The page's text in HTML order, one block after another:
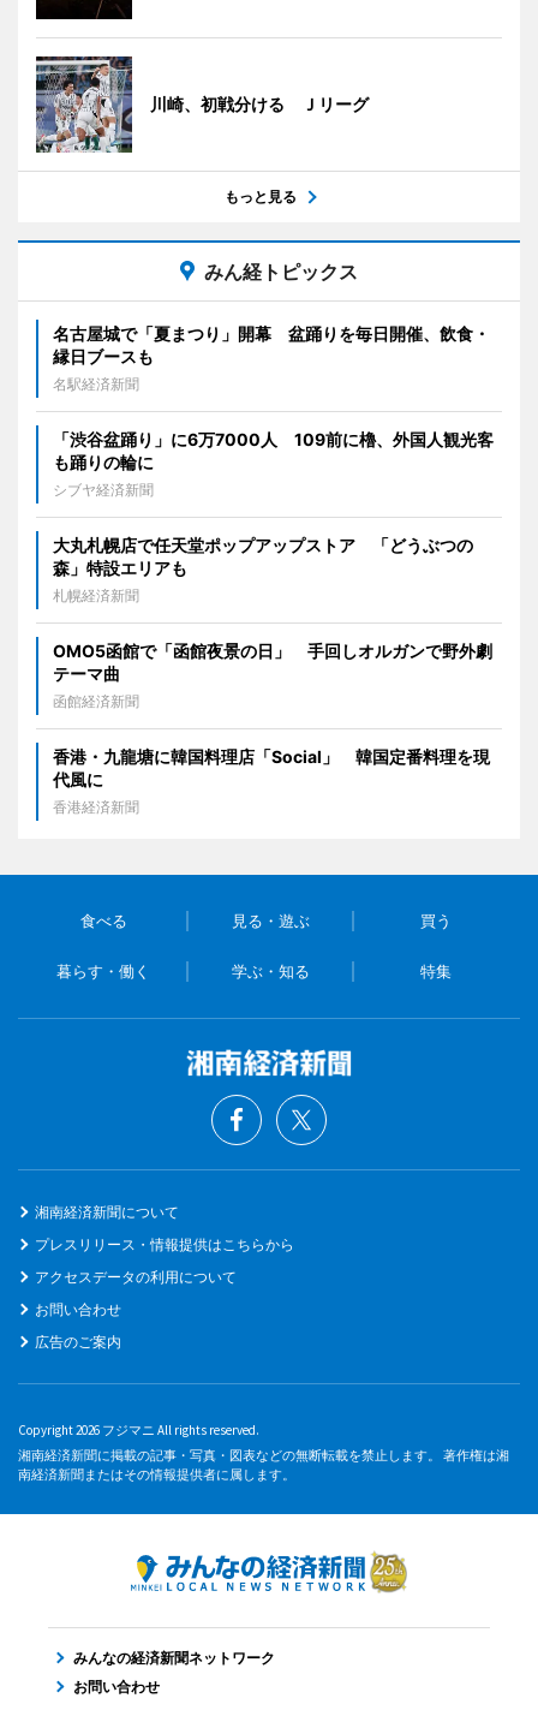
川崎、初戦分ける Ｊリーグ
もっと見る
みん経トピックス
名古屋城で「夏まつり」開幕 盆踊りを毎日開催、飲食・
縁日ブースも
名駅経済新聞
「渋谷盆踊り」に6万7000人 109前に櫓、外国人観光客
も踊りの輪に
シブヤ経済新聞
大丸札幌店で任天堂ポップアップストア 「どうぶつの
森」特設エリアも
札幌経済新聞
OMO5函館で「函館夜景の日」 手回しオルガンで野外劇
テーマ曲
函館経済新聞
香港・九龍塘に韓国料理店「Social」 韓国定番料理を現
代風に
香港経済新聞
食べる 見る・遊ぶ 買う
暮らす・働く 学ぶ・知る 特集
湘南経済新聞について
プレスリリース・情報提供はこちらから
アクセスデータの利用について
お問い合わせ
広告のご案内
Copyright 2026 フジマニ All rights reserved.
湘南経済新聞に掲載の記事・写真・図表などの無断転載を禁止します。 著作権は湘
南経済新聞またはその情報提供者に属します。
みんなの経済新聞ネットワーク
お問い合わせ